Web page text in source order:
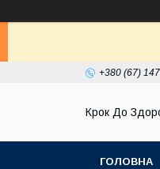
+380 (67)
Крок До
ГОЛОВНА